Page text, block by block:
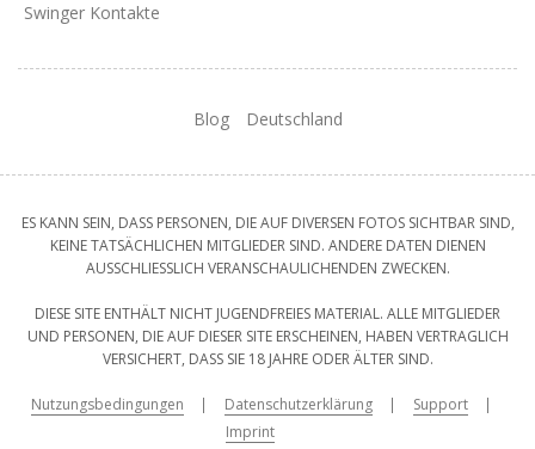
Swinger Kontakte
Blog Deutschland
ES KANN SEIN, DASS PERSONEN, DIE AUF DIVERSEN FOTOS SICHTBAR SIND,
KEINE TATSÄCHLICHEN MITGLIEDER SIND. ANDERE DATEN DIENEN
AUSSCHLIESSLICH VERANSCHAULICHENDEN ZWECKEN.
DIESE SITE ENTHÄLT NICHT JUGENDFREIES MATERIAL. ALLE MITGLIEDER
UND PERSONEN, DIE AUF DIESER SITE ERSCHEINEN, HABEN VERTRAGLICH
VERSICHERT, DASS SIE 18 JAHRE ODER ÄLTER SIND.
Nutzungsbedingungen Datenschutzerklärung
Support
Imprint